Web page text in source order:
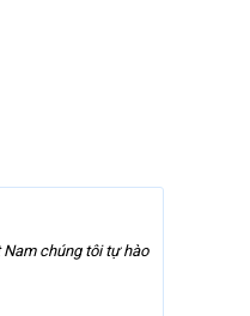
chúng tôi tự hào